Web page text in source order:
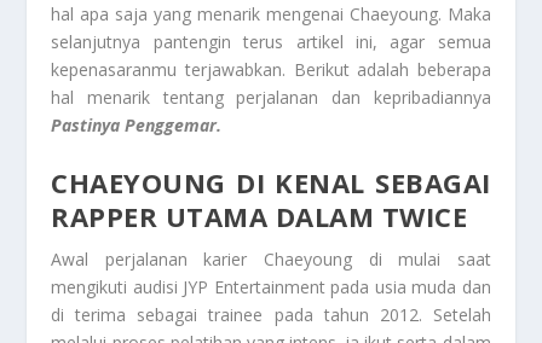
hal apa saja yang menarik mengenai Chaeyoung. Maka
selanjutnya pantengin terus artikel ini, agar semua
kepenasaranmu terjawabkan. Berikut adalah beberapa
hal menarik tentang perjalanan dan kepribadiannya
Pastinya Penggemar.
CHAEYOUNG DI KENAL SEBAGAI
RAPPER UTAMA DALAM TWICE
Awal perjalanan karier Chaeyoung di mulai saat
mengikuti audisi JYP Entertainment pada usia muda dan
di terima sebagai trainee pada tahun 2012. Setelah